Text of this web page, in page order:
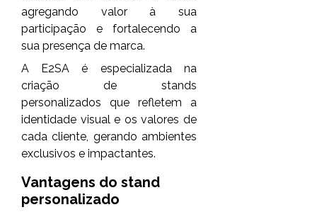
agregando valor à sua
participação e fortalecendo a
sua presença de marca.
A E2SA é especializada na
criação de stands
personalizados que refletem a
identidade visual e os valores de
cada cliente, gerando ambientes
exclusivos e impactantes.
Vantagens do stand
personalizado